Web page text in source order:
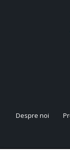
Despre noi